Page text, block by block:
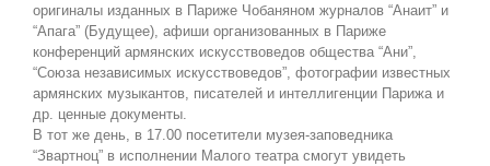
оригиналы изданных в Париже Чобаняном журналов “Анаит” и
“Апага” (Будущее), афиши организованных в Париже
конференций армянских искусствоведов общества “Ани”,
“Союза независимых искусствоведов”, фотографии известных
армянских музыкантов, писателей и интеллигенции Парижа и
др. ценные документы.
В тот же день, в 17.00 посетители музея-заповедника
“Звартноц” в исполнении Малого театра смогут увидеть